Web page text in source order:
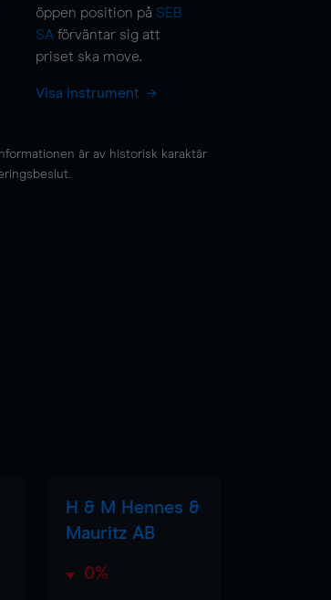
öppen position på SEB
SA förväntar sig att
priset ska move.
Visa instrument
är av historisk karaktär
H & M Hennes &
Mauritz AB
0%